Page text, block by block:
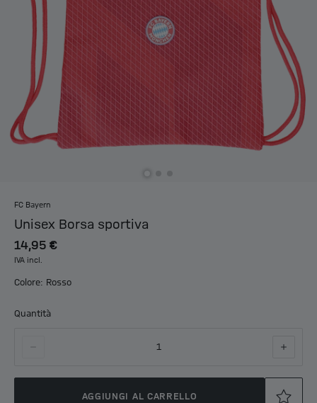
FC Bayern
Unisex Borsa sportiva
14,95 €
IVA incl.
Colore: Rosso
Quantità
1
AGGIUNGI AL CARRELLO